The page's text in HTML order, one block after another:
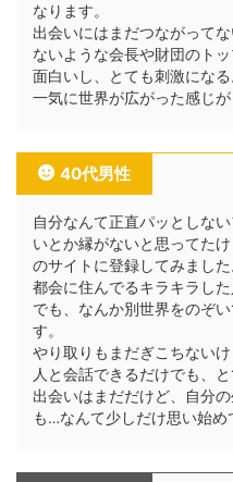
なります。
出会いにはまだつながって
ないような会長や財団のト
面白いし、とても刺激になる
一気に世界が広がった感じが
40代男性
自分なんて正直パッとしな
いとか縁がないと思ってた
のサイトに登録してみました
都会に住んでるキラキラし
でも、なんか別世界をのぞ
す。
やり取りもまだぎこちない
人と会話できるだけでも、と
出会いはまだだけど、自分
も…なんて少しだけ思い始め